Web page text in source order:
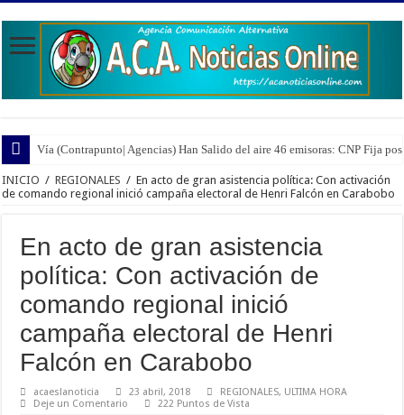
Vía (Contrapunto| Agencias) Han Salido del aire 46 emisoras: CNP Fija
INICIO / REGIONALES / En acto de gran asistencia política: Con activación
de comando regional inició campaña electoral de Henri Falcón en Carabobo
En acto de gran asistencia
política: Con activación de
comando regional inició
campaña electoral de Henri
Falcón en Carabobo
acaeslanoticia 23 abril, 2018 REGIONALES, ULTIMA HORA
Deje un Comentario
222 Puntos de Vista